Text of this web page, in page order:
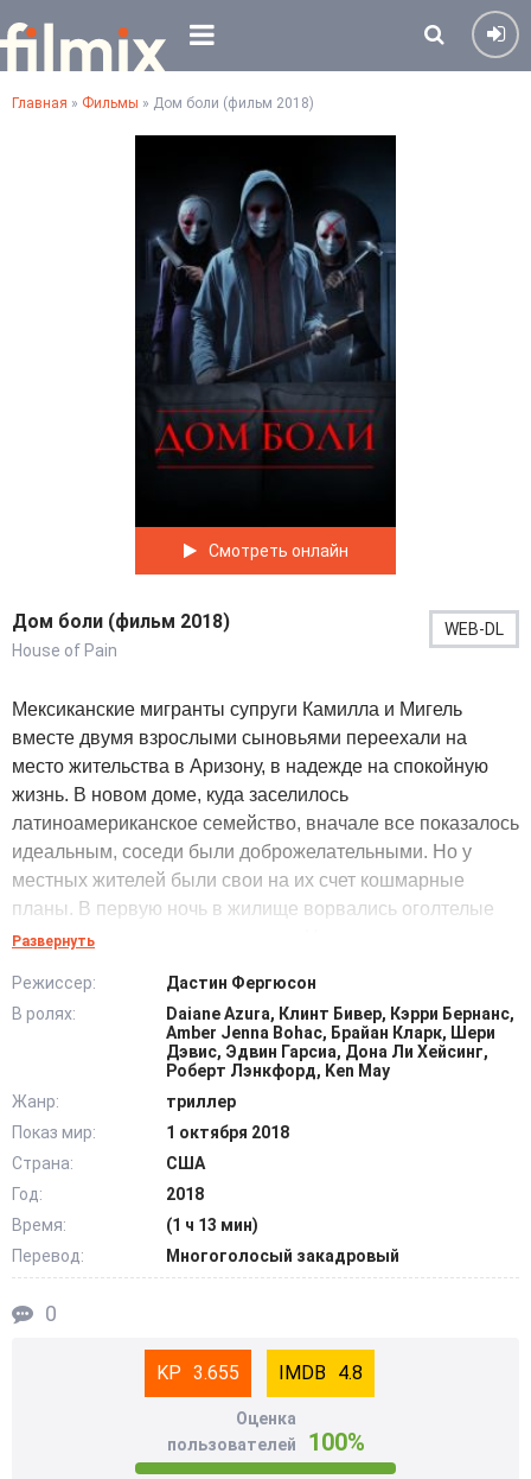
Главная » Фильмы » Дом боли (фильм 2018)
Смотреть онлайн
Дом боли (фильм 2018)
House of Pain
WEB-DL
Мексиканские мигранты супруги Камилла и Мигель
вместе двумя взрослыми сыновьями переехали на
место жительства в Аризону, в надежде на спокойную
жизнь. В новом доме, куда заселилось
латиноамериканское семейство, вначале все показалось
идеальным, соседи были доброжелательными. Но у
местных жителей были свои на их счет кошмарные
планы. В первую ночь в жилище ворвались оголтелые
расисты с сатанинским уклоном. Новоселы вынуждены
Расисты-убийцы только прикрывались ненавистью к
латиноамериканцам, вооружились для устрашения
мачете, топорами, ножами. На самом деле, им не нужно
было оружие, они обладали сверхъестественной силой
наделенной тьмой. Семья в поисках лучшей жизни
попала в город жестоких убийц. Теперь супругам и их
детям нужно забыть былые разногласия, сплотиться в
борьбе против зла, любителей кровавых ритуалов.
Героям предстоит разорвать порочный круг, разгадать
секрет убийц, их настоящий социальный статус.
@Filmix.fan
Развернуть
Режиссер:
Дастин Фергюсон
В ролях:
Daiane Azura, Клинт Бивер, Кэрри Бернанс,
Amber Jenna Bohac, Брайан Кларк, Шери
Дэвис, Эдвин Гарсиа, Дона Ли Хейсинг,
Роберт Лэнкфорд, Ken May
Жанр:
триллер
Показ мир:
1 октября 2018
Страна:
США
Год:
2018
Время:
(1 ч 13 мин)
Перевод:
Многоголосый закадровый
0
3.655 4.8
Оценка
пользователей
100%